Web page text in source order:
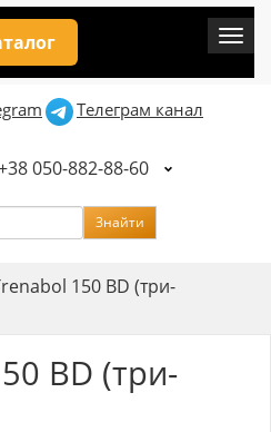
Телеграм канал
050-882-88-60
Знайти
150 BD (три-
BD (три-